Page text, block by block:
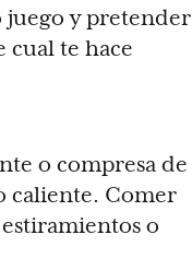
juego y pretender
cual te hace
o compresa de
caliente. Comer
o